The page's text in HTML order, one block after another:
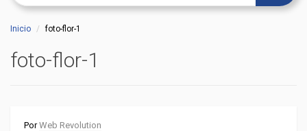
Inicio foto-flor-1
foto-flor-1
PorWeb Revolution